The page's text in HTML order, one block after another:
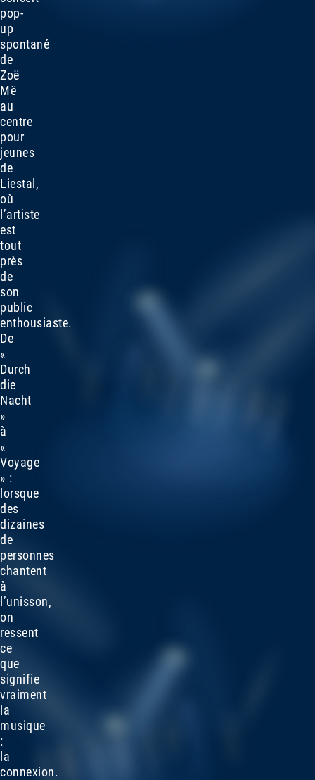
pop-
up
spontané
de
Zoë
Më
au
centre
pour
jeunes
de
Liestal,
où
l’artiste
est
tout
près
de
son
public
enthousiaste.
De
«
Durch
die
Nacht
»
à
«
Voyage
» :
lorsque
des
dizaines
de
personnes
chantent
à
l’unisson,
on
ressent
ce
que
signifie
vraiment
la
musique
:
la
connexion.